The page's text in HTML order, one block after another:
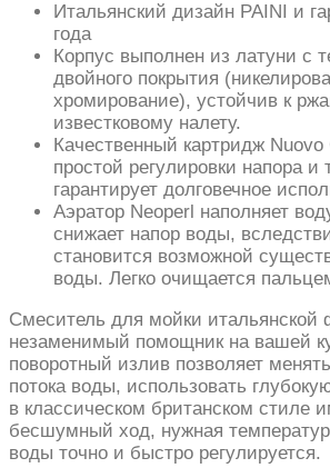
Итальянский дизайн PAINI и
года
Корпус выполнен из латуни с
двойного покрытия
хромирование), устойчив к
известковому налету.
Качественный картридж
простой регулировки напора
гарантирует долговечное
Аэратор Neoperl наполняет
снижает напор воды,
становится возможной
воды. Легко очищается
Смеситель для мойки итальянской
незаменимый помощник на вашей
поворотный излив позволяет
потока воды, использовать
в классическом британском стиле
бесшумный ход, нужная
воды точно и быстро регулируется.